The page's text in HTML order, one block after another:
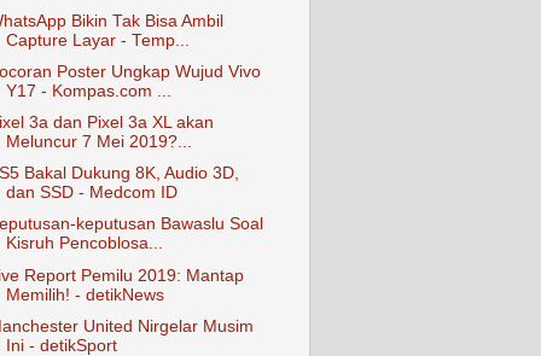
Bikin Tak Bisa Ambil
Capture Layar - Temp...
Poster Ungkap Wujud Vivo
Y17 - Kompas.com ...
3a dan Pixel 3a XL akan
Meluncur 7 Mei 2019?...
Bakal Dukung 8K, Audio 3D,
dan SSD - Medcom ID
keputusan Bawaslu Soal
Kisruh Pencoblosa...
Report Pemilu 2019: Mantap
Memilih! - detikNews
United Nirgelar Musim
Ini - detikSport